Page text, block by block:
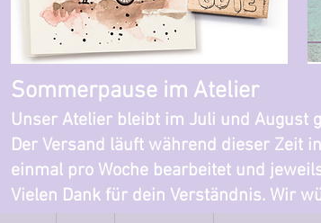
Sommerpause im Atelier
Unser Atelier bleibt im Juli und August
Der Versand läuft während dieser Zeit
einmal pro Woche bearbeitet und
Vielen Dank für dein Verständnis. Wir